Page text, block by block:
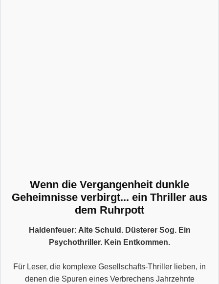
Wenn die Vergangenheit dunkle
Geheimnisse verbirgt... ein Thriller aus
dem Ruhrpott
Haldenfeuer: Alte Schuld. Düsterer Sog. Ein
Psychothriller. Kein Entkommen.
Für Leser, die komplexe Gesellschafts-Thriller lieben, in
denen die Spuren eines Verbrechens Jahrzehnte